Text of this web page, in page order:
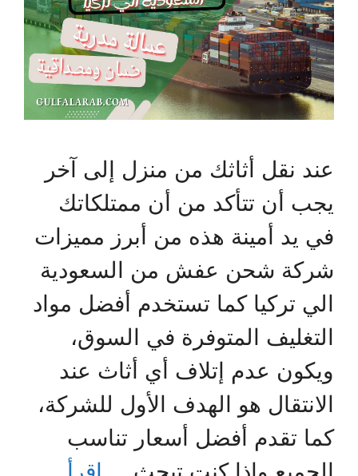
عند نقل أثاثك من منزل إلى آخر
يجب أن تتأكد من أن ممتلكاتك
في يد أمينة هذه من أبرز مميزات
شركة شحن عفش من السعودية
الي تركيا كما تستخدم أفضل مواد
التغليف المتوفرة في السوق،
ويكون عدم إتلاف أي أثاث عند
الانتقال هو الهدف الأول للشركة،
كما تقدم أفضل أسعار تناسب